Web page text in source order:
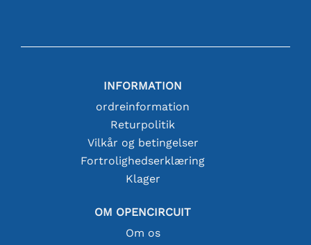
INFORMATION
ordreinformation
Returpolitik
Vilkår og betingelser
Fortrolighedserklæring
Klager
OM OPENCIRCUIT
Om os